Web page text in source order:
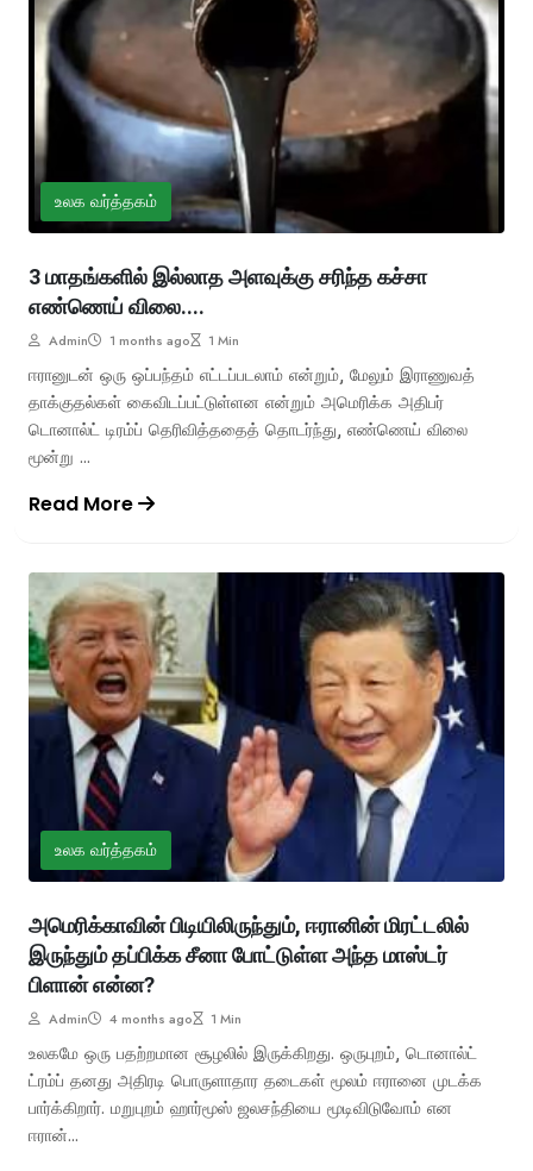
உலக வர்த்தகம்
3 மாதங்களில் இல்லாத அளவுக்கு சரிந்த கச்சா
எண்ணெய் விலை....
Admin 1 months ago 1 Min
ஈரானுடன் ஒரு ஒப்பந்தம் எட்டப்படலாம் என்றும், மேலும் இராணுவத்
தாக்குதல்கள் கைவிடப்பட்டுள்ளன என்றும் அமெரிக்க அதிபர்
டொனால்ட் டிரம்ப் தெரிவித்ததைத் தொடர்ந்து, எண்ணெய் விலை
மூன்று ...
Read More
உலக வர்த்தகம்
அமெரிக்காவின் பிடியிலிருந்தும், ஈரானின் மிரட்டலில்
இருந்தும் தப்பிக்க சீனா போட்டுள்ள அந்த மாஸ்டர்
பிளான் என்ன?
Admin 4 months ago 1 Min
உலகமே ஒரு பதற்றமான சூழலில் இருக்கிறது. ஒருபுறம், டொனால்ட்
ட்ரம்ப் தனது அதிரடி பொருளாதார தடைகள் மூலம் ஈரானை முடக்க
பார்க்கிறார். மறுபுறம் ஹார்மூஸ் ஜலசந்தியை மூடிவிடுவோம் என
ஈரான்...